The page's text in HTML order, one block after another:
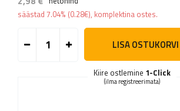
säästad 7.04% (0.28€), komplektina ostes.
LISA OSTUKORVI
Kiire ostlemine 1-Click
(ilma registreerimata)